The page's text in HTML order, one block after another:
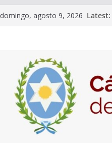
domingo, agosto 9, 2026 Latest: